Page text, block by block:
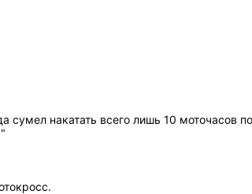
накатать всего лишь 10 моточасов
"